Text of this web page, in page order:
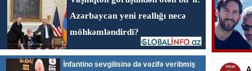
Elşad Xosenin ölüm xəbəri yayıldı